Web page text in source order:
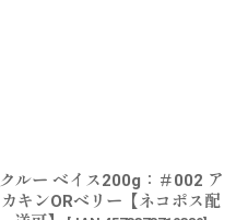
クルー ベイス200g：＃002 ア
カキンORベリー【ネコポス配